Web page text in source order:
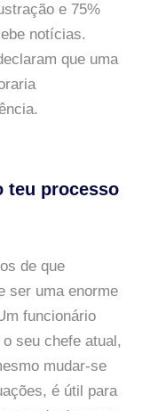
e 75%
notícias.
que uma
teu processo
de que
ser uma enorme
funcionário
seu chefe atual,
mudar-se
é útil para